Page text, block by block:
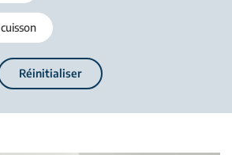
Réinitialiser